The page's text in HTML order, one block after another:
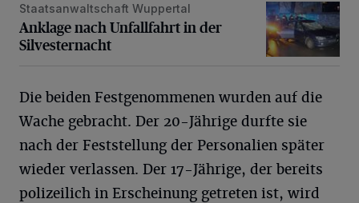
Anklage nach Unfallfahrt in der Silvesternacht
Staatsanwaltschaft Wuppertal
Anklage nach Unfallfahrt in der
Silvesternacht
Die beiden Festgenommenen wurden auf die
Wache gebracht. Der 20-Jährige durfte sie
nach der Feststellung der Personalien später
wieder verlassen. Der 17-Jährige, der bereits
polizeilich in Erscheinung getreten ist, wird